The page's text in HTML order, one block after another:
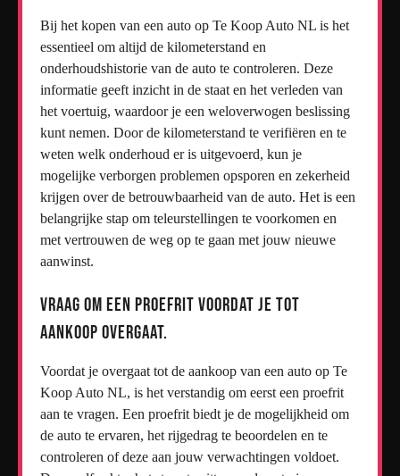
Bij het kopen van een auto op Te Koop Auto NL is het
essentieel om altijd de kilometerstand en
onderhoudshistorie van de auto te controleren. Deze
informatie geeft inzicht in de staat en het verleden van
het voertuig, waardoor je een weloverwogen beslissing
kunt nemen. Door de kilometerstand te verifiëren en te
weten welk onderhoud er is uitgevoerd, kun je
mogelijke verborgen problemen opsporen en zekerheid
krijgen over de betrouwbaarheid van de auto. Het is een
belangrijke stap om teleurstellingen te voorkomen en
met vertrouwen de weg op te gaan met jouw nieuwe
aanwinst.
Vraag om een proefrit voordat je tot
aankoop overgaat.
Voordat je overgaat tot de aankoop van een auto op Te
Koop Auto NL, is het verstandig om eerst een proefrit
aan te vragen. Een proefrit biedt je de mogelijkheid om
de auto te ervaren, het rijgedrag te beoordelen en te
controleren of deze aan jouw verwachtingen voldoet.